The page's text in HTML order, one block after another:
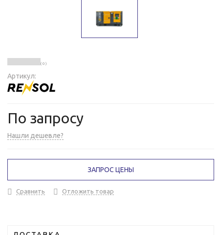
( 0 )
Артикул:
По запросу
Нашли дешевле?
ЗАПРОС ЦЕНЫ
Сравнить Отложить товар